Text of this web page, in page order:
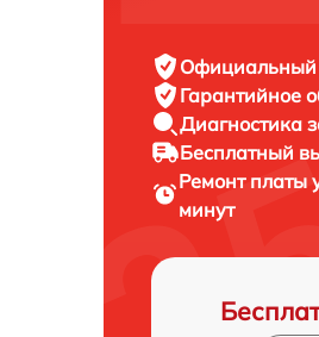
Официальный
Гарантийное
Диагностика
Бесплатный
Ремонт платы
минут